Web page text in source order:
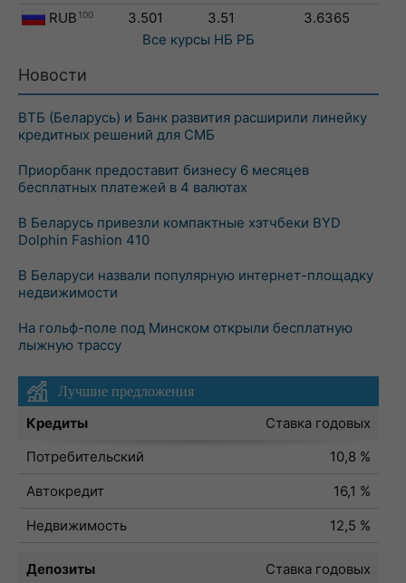
RUB 100 3.501 3.51
3.6365
Все курсы НБ РБ
Новости
ВТБ (Беларусь) и Банк развития расширили линейку
кредитных решений для СМБ
Приорбанк предоставит бизнесу 6 месяцев
бесплатных платежей в 4 валютах
В Беларусь привезли компактные хэтчбеки BYD
Dolphin Fashion 410
В Беларуси назвали популярную интернет-площадку
недвижимости
На гольф-поле под Минском открыли бесплатную
лыжную трассу
Лучшие предложения
Кредиты
Ставка годовых
Потребительский
10,8 %
Автокредит
16,1 %
Недвижимость
12,5 %
Депозиты
Ставка годовых